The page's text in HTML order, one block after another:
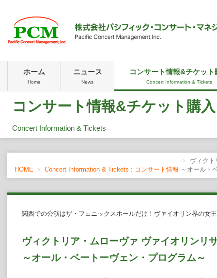
ホーム
Home
ニュース
News
コンサート情報&チケット
Concert Information & Tickets
コンサート情報&チケット購入
Concert Information & Tickets
HOME Concert Information & Tickets : コンサート情報
ヴィク
～オール・
関西での公演はザ・フェニックスホールだけ！ヴァイオリン界の女
ヴィクトリア・ムローヴァ ヴァイオリンリ
～オール・ベートーヴェン・プログラム～